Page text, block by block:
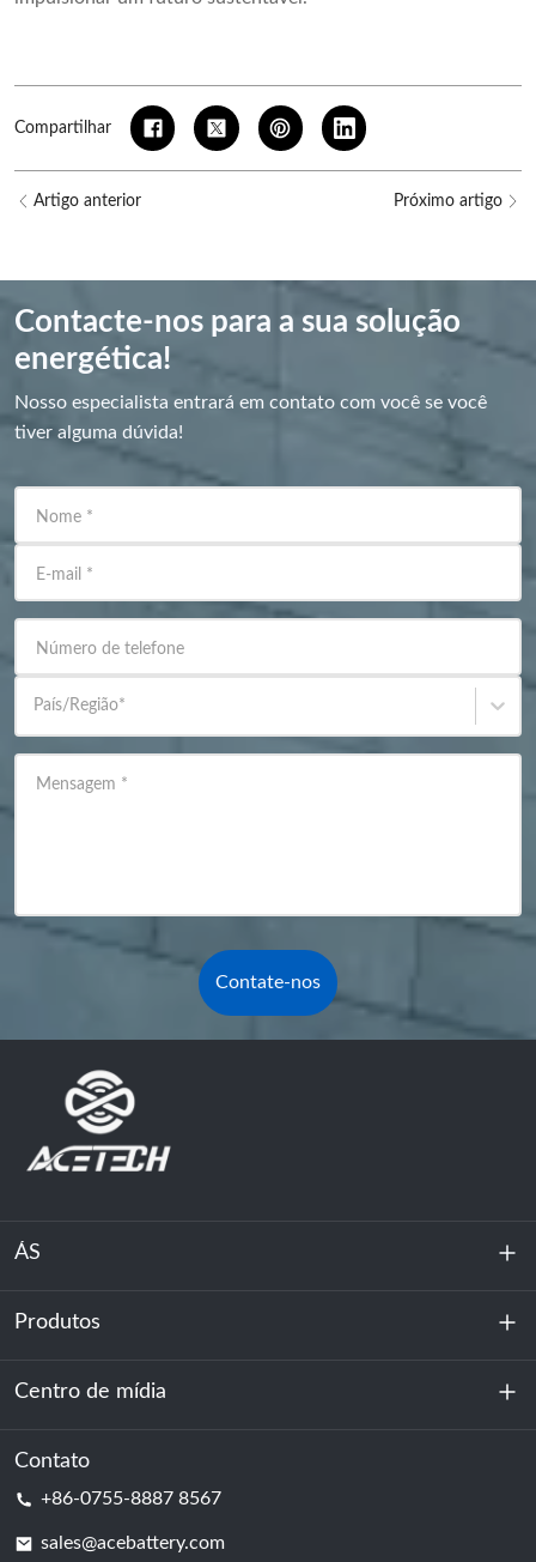
Compartilhar
Artigo anterior Próximo artigo
Contacte-nos para a sua solução
energética!
Nosso especialista entrará em contato com você se você
tiver alguma dúvida!
Nome *
E-mail *
Número de telefone
País/Região*
Mensagem *
Contate-nos
ÁS
Sobre nós
Sustentabilidade
Produtos
Armazenamento de energia
Centro de dados e sala de servidores
Centro de mídia
Notícias
Contato
+86-0755-8887 8567
sales@acebattery.com